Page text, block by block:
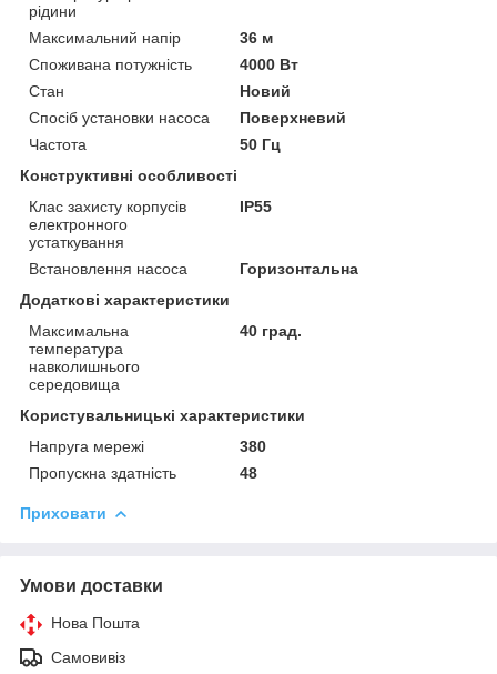
рідини
Максимальний напір
36 м
Споживана потужність
4000 Вт
Стан
Новий
Спосіб установки насоса
Поверхневий
Частота
50 Гц
Конструктивні особливості
Клас захисту корпусів
електронного
устаткування
IP55
Встановлення насоса
Горизонтальна
Додаткові характеристики
Максимальна
температура
навколишнього
середовища
40 град.
Користувальницькі характеристики
Напруга мережі
380
Пропускна здатність
48
Приховати
Умови доставки
Нова Пошта
Самовивіз